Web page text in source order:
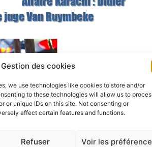
Gestion des cookies
we use technologies like cookies to store and/or
to these technologies will allow us to
or unique IDs on this site. Not consenting or
affect certain features and functions.
Refuser Voir les